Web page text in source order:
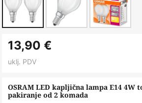
to
the
of
the
OSRAM LED kapljična lampa E14 4W
pakiranje od 2 komada
13,90 €
uklj. PDV